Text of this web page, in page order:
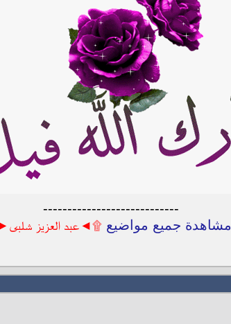
----------------------------
مشاهدة جميع مواضيع ۩◄عبد العزيز